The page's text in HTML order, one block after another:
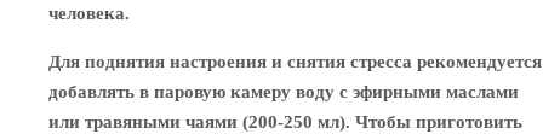
человека.
Для поднятия настроения и снятия стресса рекомендуется
добавлять в паровую камеру воду с эфирными маслами
или травяными чаями (200-250 мл). Чтобы приготовить